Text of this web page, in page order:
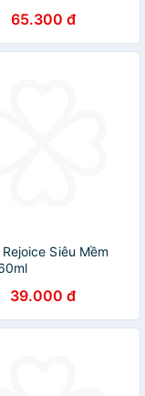
65.300 đ
Siêu Mềm
39.000 đ